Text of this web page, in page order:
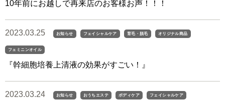
10年前にお越しで再来店のお客様お声！！！
2023.03.25 お知らせ フェイシャルケア 育毛・脱毛 オリジナル商品
フェミニンオイル
『幹細胞培養上清液の効果がすごい！』
2023.03.24 お知らせ おうちエステ ボディケア フェイシャルケア